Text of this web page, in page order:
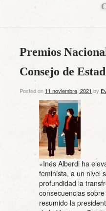
Premios
Consejo de
Posted on 11 noviembre, 2021 by
«Inés Alberdi ha
feminista, a un nivel
profundidad la
consecuencias
resumido la